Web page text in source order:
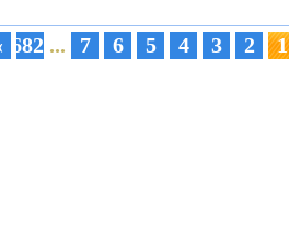
1
2
3
4
5
6
7
...
682